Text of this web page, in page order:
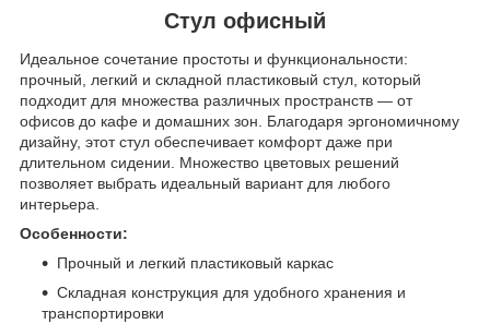
Стул офисный
Идеальное сочетание простоты и функциональности:
прочный, легкий и складной пластиковый стул, который
подходит для множества различных пространств — от
офисов до кафе и домашних зон. Благодаря эргономичному
дизайну, этот стул обеспечивает комфорт даже при
длительном сидении. Множество цветовых решений
позволяет выбрать идеальный вариант для любого
интерьера.
Особенности:
Прочный и легкий пластиковый каркас
Складная конструкция для удобного хранения и
транспортировки